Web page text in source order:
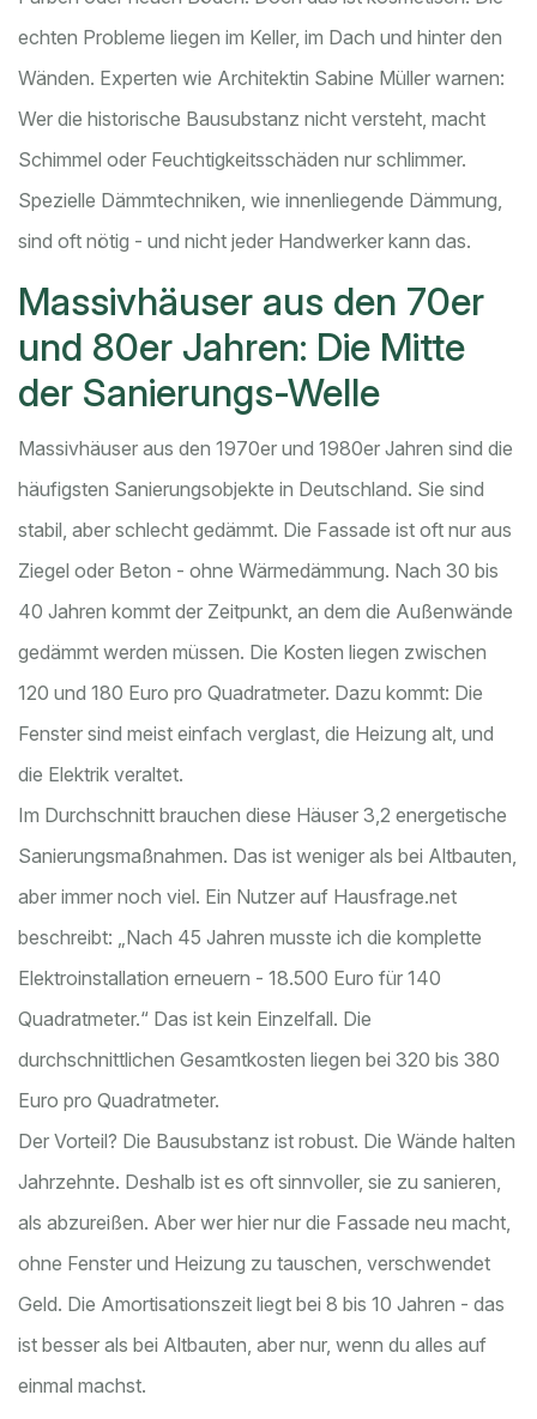
echten Probleme liegen im Keller, im Dach und hinter den
Wänden. Experten wie Architektin Sabine Müller warnen:
Wer die historische Bausubstanz nicht versteht, macht
Schimmel oder Feuchtigkeitsschäden nur schlimmer.
Spezielle Dämmtechniken, wie innenliegende Dämmung,
sind oft nötig - und nicht jeder Handwerker kann das.
Massivhäuser aus den 70er
und 80er Jahren: Die Mitte
der Sanierungs-Welle
Massivhäuser aus den 1970er und 1980er Jahren sind die
häufigsten Sanierungsobjekte in Deutschland. Sie sind
stabil, aber schlecht gedämmt. Die Fassade ist oft nur aus
Ziegel oder Beton - ohne Wärmedämmung. Nach 30 bis
40 Jahren kommt der Zeitpunkt, an dem die Außenwände
gedämmt werden müssen. Die Kosten liegen zwischen
120 und 180 Euro pro Quadratmeter. Dazu kommt: Die
Fenster sind meist einfach verglast, die Heizung alt, und
die Elektrik veraltet.
Im Durchschnitt brauchen diese Häuser 3,2 energetische
Sanierungsmaßnahmen. Das ist weniger als bei Altbauten,
aber immer noch viel. Ein Nutzer auf Hausfrage.net
beschreibt: „Nach 45 Jahren musste ich die komplette
Elektroinstallation erneuern - 18.500 Euro für 140
Quadratmeter.“ Das ist kein Einzelfall. Die
durchschnittlichen Gesamtkosten liegen bei 320 bis 380
Euro pro Quadratmeter.
Der Vorteil? Die Bausubstanz ist robust. Die Wände halten
Jahrzehnte. Deshalb ist es oft sinnvoller, sie zu sanieren,
als abzureißen. Aber wer hier nur die Fassade neu macht,
ohne Fenster und Heizung zu tauschen, verschwendet
Geld. Die Amortisationszeit liegt bei 8 bis 10 Jahren - das
ist besser als bei Altbauten, aber nur, wenn du alles auf
einmal machst.